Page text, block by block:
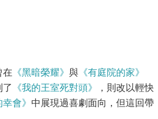
在 《黑暗榮耀》 與 《有庭院的家》
了
《我的王室死對頭》
，則改以輕快
幸會》 中展現過喜劇面向，但這回帶